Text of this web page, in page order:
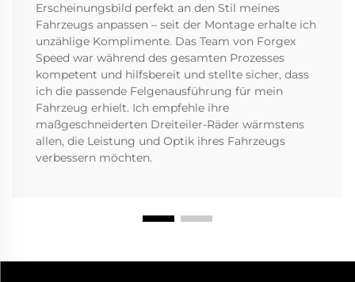
Erscheinungsbild perfekt an den Stil meines
Fahrzeugs anpassen – seit der Montage erhalte ich
unzählige Komplimente. Das Team von Forgex
Speed war während des gesamten Prozesses
kompetent und hilfsbereit und stellte sicher, dass
ich die passende Felgenausführung für mein
Fahrzeug erhielt. Ich empfehle ihre
maßgeschneiderten Dreiteiler-Räder wärmstens
allen, die Leistung und Optik ihres Fahrzeugs
verbessern möchten.